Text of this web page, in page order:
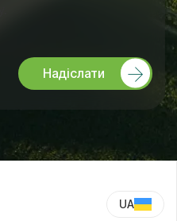
Надіслати
UA